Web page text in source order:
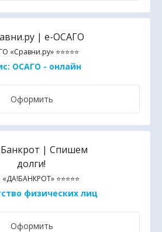
«Сравни.ру» ⭐⭐⭐⭐⭐
ОСАГО - онлайн
Оформить
⭐⭐⭐⭐⭐
физических лиц
Оформить